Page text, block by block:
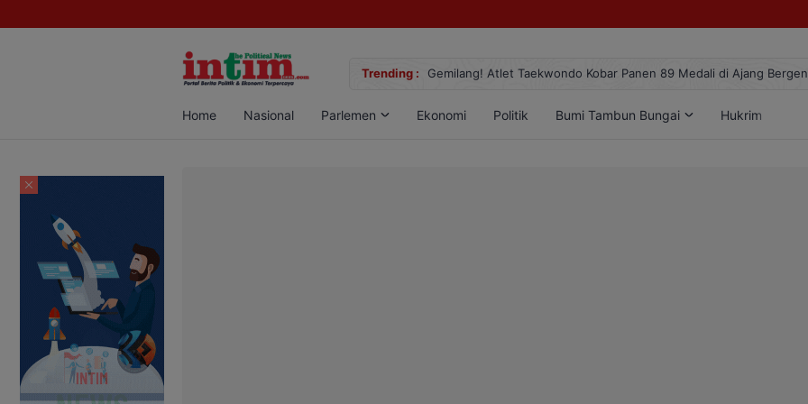
Trending :
Sabu di Pangkalan Bun, Dua Pelaku Diamankan Gemilang! Atlet Taekwondo Kobar Panen 89 Medali di Ajang
Home Nasional Parlemen Ekonomi Politik Bumi Tambun Bungai Hukrim